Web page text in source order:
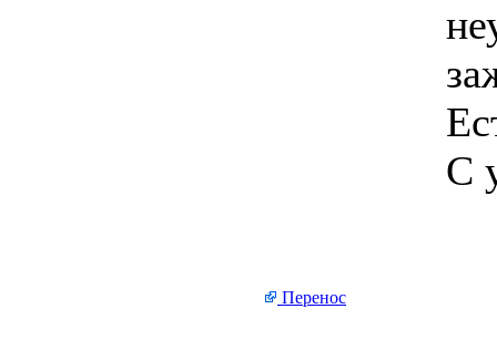
С
Перенос